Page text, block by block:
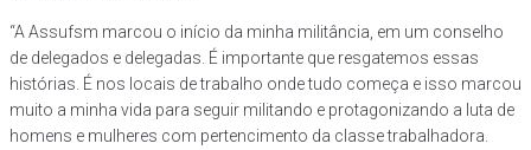
“A Assufsm marcou o início da minha militância, em um conselho
de delegados e delegadas. É importante que resgatemos essas
histórias. É nos locais de trabalho onde tudo começa e isso marcou
muito a minha vida para seguir militando e protagonizando a luta de
homens e mulheres com pertencimento da classe trabalhadora.